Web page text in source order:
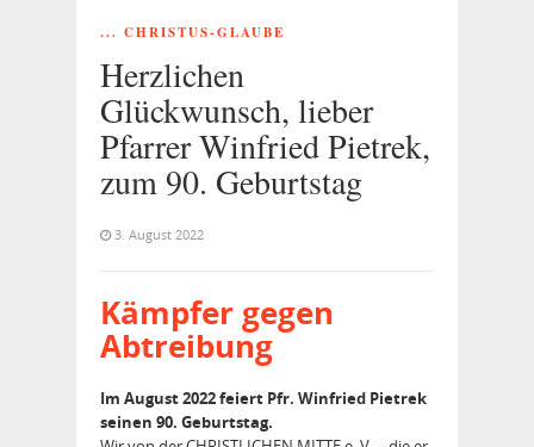
... CHRISTUS-GLAUBE
Herzlichen
Glückwunsch, lieber
Pfarrer Winfried Pietrek,
zum 90. Geburtstag
3. August 2022
Kämpfer gegen
Abtreibung
Im August 2022 feiert Pfr. Winfried Pietrek
seinen 90. Geburtstag.